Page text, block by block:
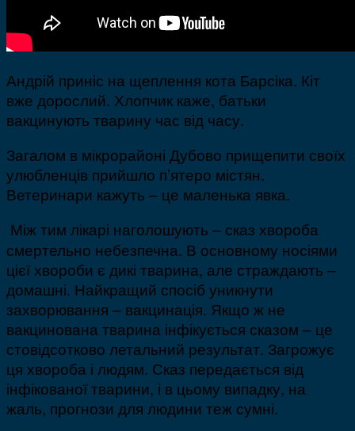
Андрій приніс на щеплення кота Барсіка. Кіт
вже дорослий. Хлопчик каже, батьки
вакцинують тварину час від часу.
Загалом в мікрорайоні Дубово прищепити своїх
улюбленців прийшло п’ятеро містян.
Ветеринари кажуть – це маленька явка.
Між тим лікарі наголошують – сказ хвороба
смертельно небезпечна. В основному носіями
цієї хвороби є дикі тварина, але страждають –
домашні. Найкращий спосіб уникнути
захворювання – вакцинація. Якщо ж не
вакцинована тварина інфікується сказом – це
стовідсотково летальний результат. Загрожує
ця хвороба і людям. Сказ передається від
інфікованої тварини, і в цьому випадку, на
жаль, прогнози для людини теж сумні.